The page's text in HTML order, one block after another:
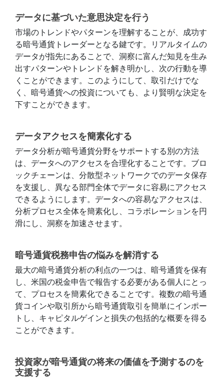
データに基づいた意思決定を行う
市場のトレンドやパターンを理解することが、成功す
る暗号通貨トレーダーとなる鍵です。リアルタイムの
データが指先にあることで、洞察に富んだ知見を生み
出すパターンやトレンドを解き明かし、次の行動を導
くことができます。このようにして、取引だけでな
く、暗号通貨への投資についても、より賢明な決定を
下すことができます。
データアクセスを簡素化する
データ分析が暗号通貨分野をサポートする別の方法
は、データへのアクセスを合理化することです。ブロ
ックチェーンは、分散型ネットワークでのデータ保存
を支援し、異なる部門全体でデータに容易にアクセス
できるようにします。データへの容易なアクセスは、
分析プロセス全体を簡素化し、コラボレーションを円
滑にし、洞察を加速させます。
暗号通貨税務申告の悩みを解消する
最大の暗号通貨分析の利点の一つは、暗号通貨を保有
し、米国の税金申告で報告する必要がある個人にとっ
て、プロセスを簡素化できることです。複数の暗号通
貨コインや取引所から暗号通貨取引を簡単にインポー
トし、キャピタルゲインと損失の包括的な概要を得る
ことができます。
投資家が暗号通貨の将来の価値を予測するのを
支援する